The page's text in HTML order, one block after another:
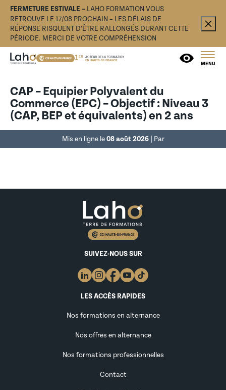
FERMETURE ESTIVALE – LAHO FORMATION VOUS
RETROUVE LE 17/08 PROCHAIN – LES DÉLAIS DE
RÉPONSE RISQUENT D’ÊTRE RALLONGÉS DURANT CETTE
PÉRIODE. MERCI DE VOTRE COMPRÉHENSION
MENU
CAP – Equipier Polyvalent du
Commerce (EPC) – Objectif : Niveau 3
(CAP, BEP et équivalents) en 2 ans
Mis en ligne le 08 août 2026| Par
SUIVEZ-NOUS SUR
LES ACCÈS RAPIDES
Nos formations en alternance
Nos offres en alternance
Nos formations professionnelles
Contact